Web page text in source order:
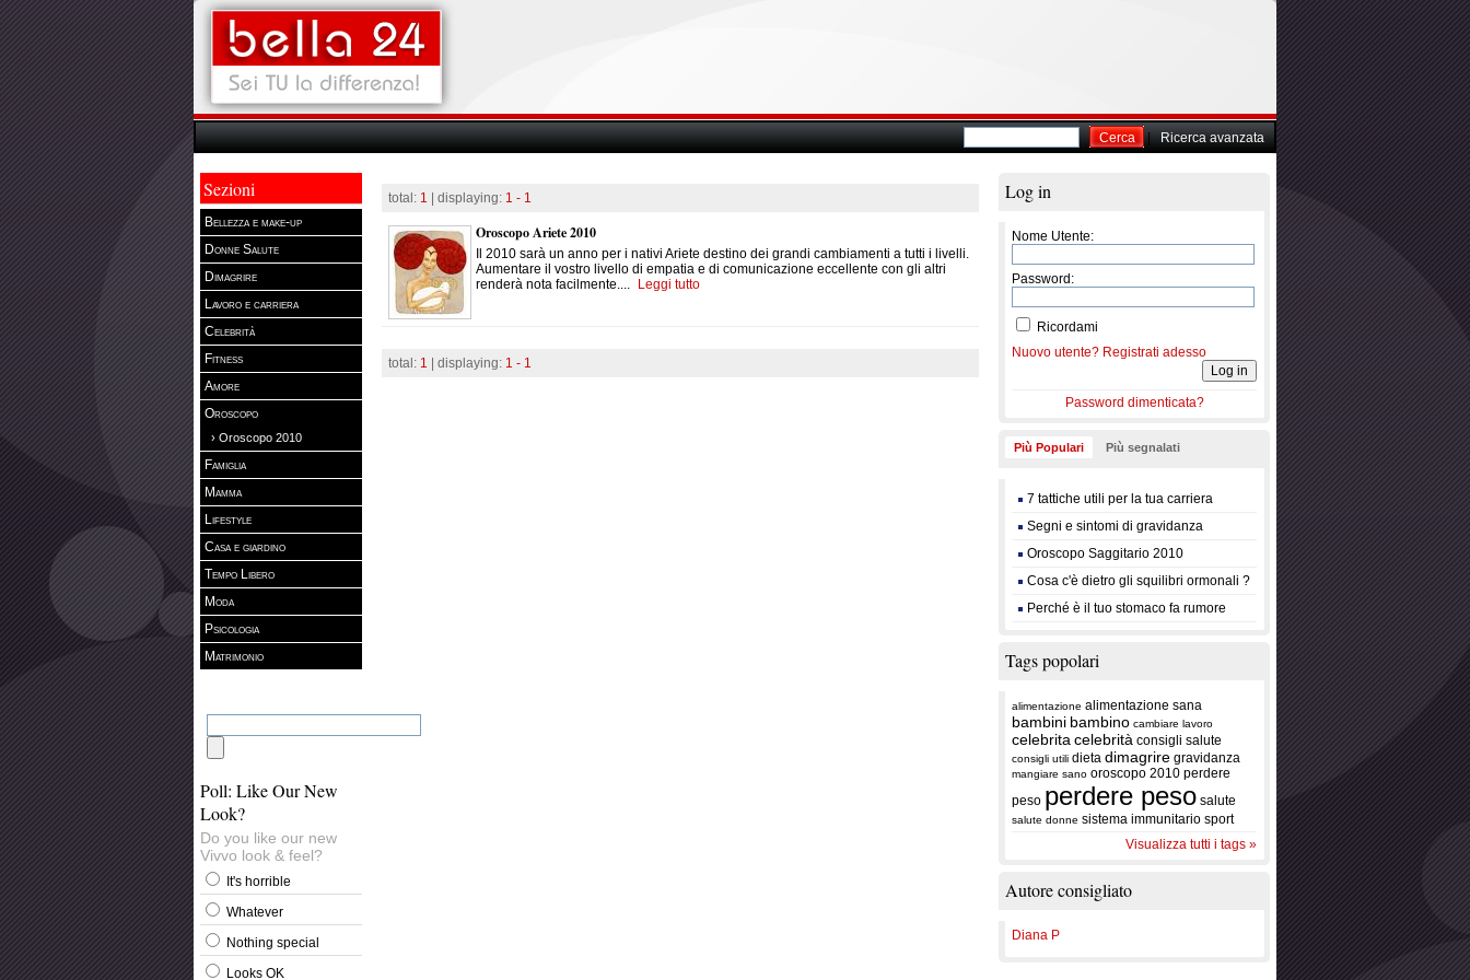
Cerca | Ricerca avanzata
Sezioni
Bellezza e make-up
Donne Salute
Dimagrire
Lavoro e carriera
Celebrità
Fitness
Amore
Oroscopo
› Oroscopo 2010
Famiglia
Mamma
Lifestyle
Casa e giardino
Tempo Libero
Moda
Psicologia
Matrimonio
Poll: Like Our New
Look?
Do you like our new
Vivvo look & feel?
It's horrible
Whatever
Nothing special
Looks OK
total: 1 | displaying: 1 - 1
Oroscopo Ariete 2010
Il 2010 sarà un anno per i nativi Ariete destino dei grandi cambiamenti a tutti i livelli.
Aumentare il vostro livello di empatia e di comunicazione eccellente con gli altri
renderà nota facilmente.... Leggi tutto
total: 1 | displaying: 1 - 1
Log in
Nome Utente:
Password:
Ricordami
Nuovo utente? Registrati adesso
Password dimenticata?
Più Populari Più segnalati
7 tattiche utili per la tua carriera
Segni e sintomi di gravidanza
Oroscopo Saggitario 2010
Cosa c'è dietro gli squilibri ormonali ?
Perché è il tuo stomaco fa rumore
Tags popolari
alimentazione alimentazione sana
bambini bambino cambiare lavoro
celebrita celebrità consigli salute
consigli utili dieta dimagrire gravidanza
mangiare sano oroscopo 2010 perdere
peso perdere peso salute
salute donne sistema immunitario sport
Visualizza tutti i tags »
Autore consigliato
Diana P